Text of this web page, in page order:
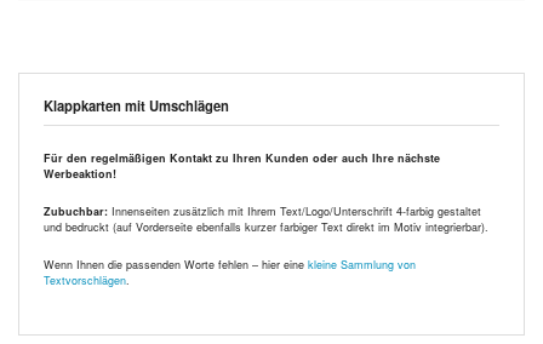
Klappkarten mit Umschlägen
Für den regelmäßigen Kontakt zu Ihren Kunden oder auch Ihre nächste
Werbeaktion!
Zubuchbar: Innenseiten zusätzlich mit Ihrem Text/Logo/Unterschrift 4-farbig gestaltet
und bedruckt (auf Vorderseite ebenfalls kurzer farbiger Text direkt im Motiv integrierbar).
Wenn Ihnen die passenden Worte fehlen – hier eine kleine Sammlung von
Textvorschlägen